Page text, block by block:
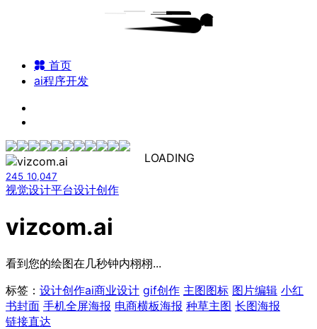
LOADING
首页
ai程序开发
245 10,047
视觉设计平台设计创作
vizcom.ai
看到您的绘图在几秒钟内栩栩...
标签： 设计创作ai商业设计 gif创作 主图图标 图片编辑 小红
书封面 手机全屏海报 电商横板海报 种草主图 长图海报
链接直达